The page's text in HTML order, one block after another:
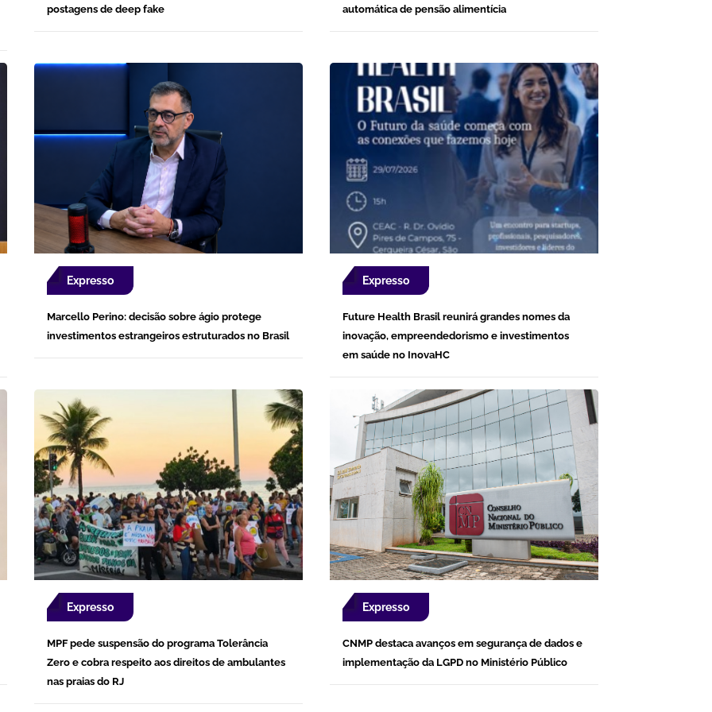
postagens de deep fake automática de pensão alimentícia
Expresso
Marcello Perino: decisão sobre ágio protege
investimentos estrangeiros estruturados no Brasil
Expresso
Future Health Brasil reunirá grandes nomes da
inovação, empreendedorismo e investimentos
em saúde no InovaHC
Expresso
MPF pede suspensão do programa Tolerância
Zero e cobra respeito aos direitos de ambulantes
nas praias do RJ
Expresso
CNMP destaca avanços em segurança de dados e
implementação da LGPD no Ministério Público